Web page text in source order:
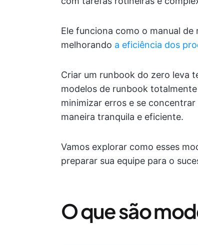
Ele funciona como o manual
melhorando a eficiência dos
Criar um runbook do zero leva
modelos de runbook
minimizar erros e se
maneira tranquila e eficiente.
Vamos explorar como esses
preparar sua equipe para o
O que são